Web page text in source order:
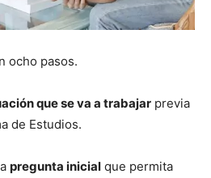
ocho pasos.
que se va a trabajar previa
de Estudios.
pregunta inicial que permita